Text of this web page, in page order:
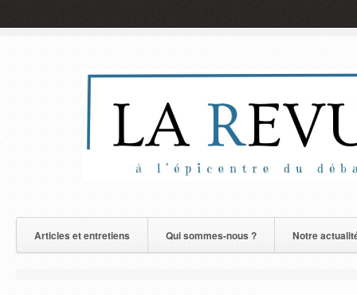
Articles et entretiens Qui sommes-nous ? Notre